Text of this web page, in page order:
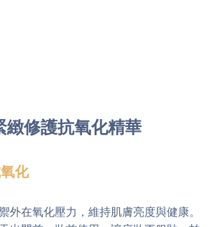
緻修護抗氧化精華
化
外在氧化壓力，維持肌膚亮度與健康。